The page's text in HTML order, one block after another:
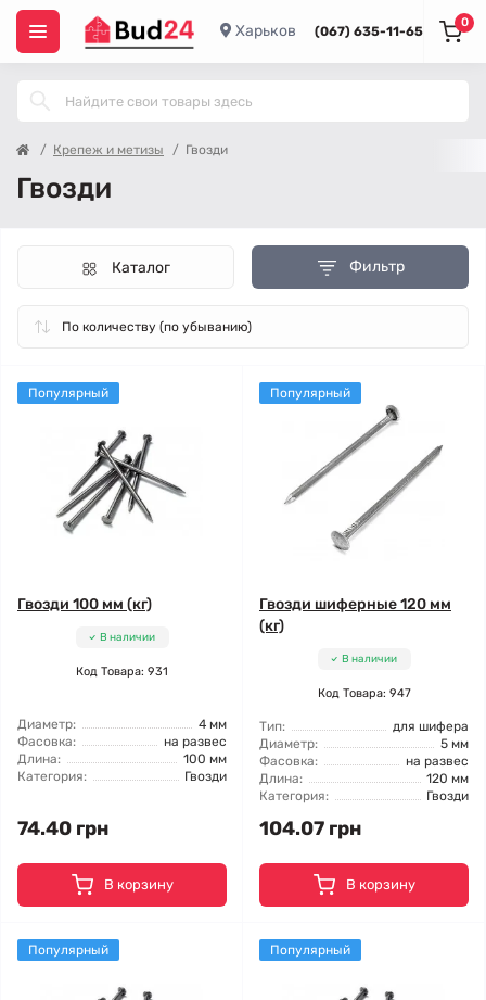
Харьков (067) 635-11-65
0
Крепеж и метизы Гвозди
Гвозди
Фильтр
Каталог
Популярный
Гвозди 100 мм (кг)
В наличии
Код Товара: 931
Диаметр:
4 мм
Фасовка:
на развес
Длина:
100 мм
Категория:
Гвозди
74.40 грн
В корзину
Популярный
Гвозди шиферные 120 мм
(кг)
В наличии
Код Товара: 947
Тип:
для шифера
Диаметр:
5 мм
Фасовка:
на развес
Длина:
120 мм
Категория:
Гвозди
104.07 грн
В корзину
Популярный Популярный